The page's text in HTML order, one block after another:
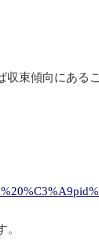
収束傾向にある